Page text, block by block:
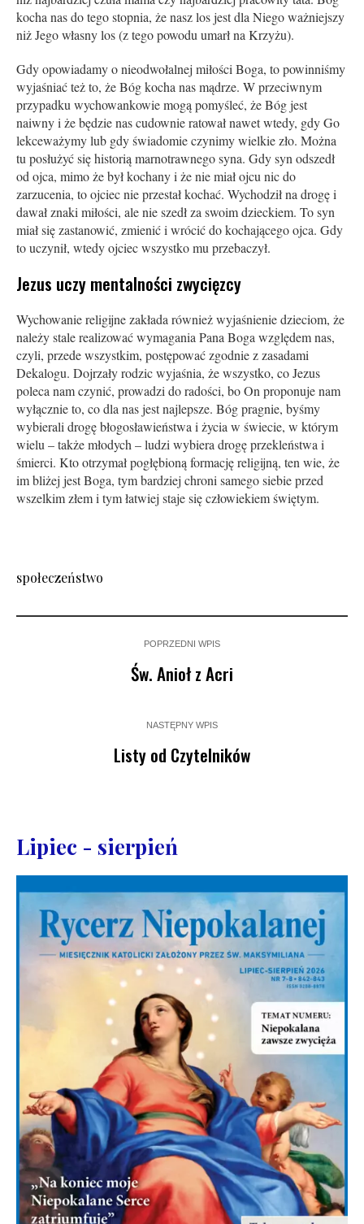
kocha nas do tego stopnia, że nasz los jest dla Niego ważniejszy
niż Jego własny los (z tego powodu umarł na Krzyżu).
Gdy opowiadamy o nieodwołalnej miłości Boga, to powinniśmy
wyjaśniać też to, że Bóg kocha nas mądrze. W przeciwnym
przypadku wychowankowie mogą pomyśleć, że Bóg jest
naiwny i że będzie nas cudownie ratował nawet wtedy, gdy Go
lekceważymy lub gdy świadomie czynimy wielkie zło. Można
tu posłużyć się historią marnotrawnego syna. Gdy syn odszedł
od ojca, mimo że był kochany i że nie miał ojcu nic do
zarzucenia, to ojciec nie przestał kochać. Wychodził na drogę i
dawał znaki miłości, ale nie szedł za swoim dzieckiem. To syn
miał się zastanowić, zmienić i wrócić do kochającego ojca. Gdy
to uczynił, wtedy ojciec wszystko mu przebaczył.
Jezus uczy mentalności zwycięzcy
Wychowanie religijne zakłada również wyjaśnienie dzieciom, że
należy stale realizować wymagania Pana Boga względem nas,
czyli, przede wszystkim, postępować zgodnie z zasadami
Dekalogu. Dojrzały rodzic wyjaśnia, że wszystko, co Jezus
poleca nam czynić, prowadzi do radości, bo On proponuje nam
wyłącznie to, co dla nas jest najlepsze. Bóg pragnie, byśmy
wybierali drogę błogosławieństwa i życia w świecie, w którym
wielu – także młodych – ludzi wybiera drogę przekleństwa i
śmierci. Kto otrzymał pogłębioną formację religijną, ten wie, że
im bliżej jest Boga, tym bardziej chroni samego siebie przed
wszelkim złem i tym łatwiej staje się człowiekiem świętym.
społeczeństwo
POPRZEDNI WPIS
Św. Anioł z Acri
NASTĘPNY WPIS
Listy od Czytelników
Lipiec - sierpień